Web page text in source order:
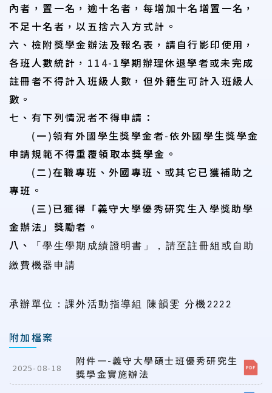
內者，置一名，逾十名者，每增加十名增置一名，
不足十名者，以五捨六入方式計。
六、檢附獎學金辦法及報名表，請自行影印使用，
各班人數統計， 114-1學期辦理休退學者或未完成
註冊者不得計入班級人數，但外籍生可計入班級人
數。
七、有下列情況者不得申請：
(一)領有外國學生獎學金者-依外國學生獎學金
申請規範不得重覆領取本獎學金。
(二)在職專班、外國專班、或其它已獲補助之
專班。
(三 )已獲得「義守大學優秀研究生入學獎助學
金辦法」獎勵者。
八、
「學生學期成績證明書」，請至註冊組或自助
繳費機器申請
承辦單位：課外活動指導組 陳韻雯 分機2222
附加檔案
2025-08-18
附件一-義守大學碩士班優秀研究生
獎學金實施辦法